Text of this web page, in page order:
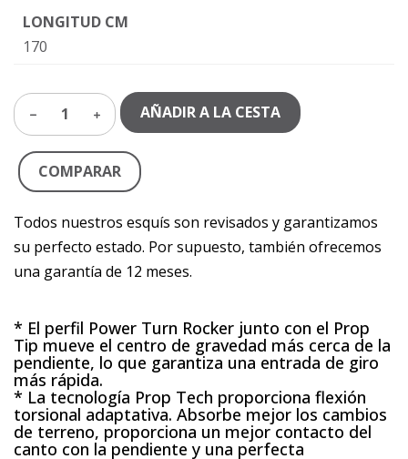
LONGITUD CM
170
1 AÑADIR A LA CESTA
COMPARAR
Todos nuestros esquís son revisados y garantizamos
su perfecto estado. Por supuesto, también ofrecemos
una garantía de 12 meses.
* El perfil Power Turn Rocker junto con el Prop
Tip mueve el centro de gravedad más cerca de la
pendiente, lo que garantiza una entrada de giro
más rápida.
* La tecnología Prop Tech proporciona flexión
torsional adaptativa. Absorbe mejor los cambios
de terreno, proporciona un mejor contacto del
canto con la pendiente y una perfecta